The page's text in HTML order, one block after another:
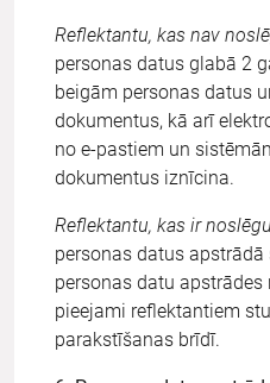
Reflektantu, kas nav
personas datus glabā 2
beigām personas datus
dokumentus, kā arī
no e-pastiem un
dokumentus iznīcina.
Reflektantu, kas ir
personas datus
personas datu apstrādes
pieejami reflektantiem
parakstīšanas brīdī.